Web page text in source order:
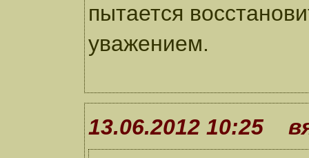
пытается
уважением.
13.06.2012 10:25